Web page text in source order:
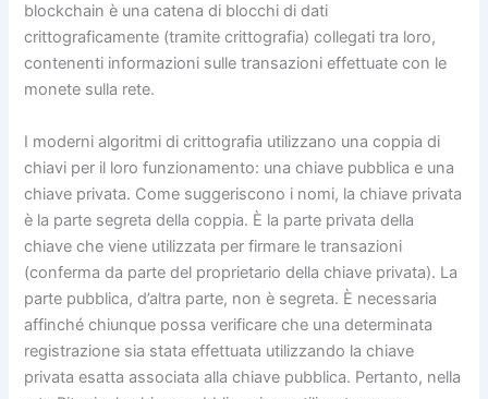
blockchain è una catena di blocchi di dati
crittograficamente (tramite crittografia) collegati tra loro,
contenenti informazioni sulle transazioni effettuate con le
monete sulla rete.
I moderni algoritmi di crittografia utilizzano una coppia di
chiavi per il loro funzionamento: una chiave pubblica e una
chiave privata. Come suggeriscono i nomi, la chiave privata
è la parte segreta della coppia. È la parte privata della
chiave che viene utilizzata per firmare le transazioni
(conferma da parte del proprietario della chiave privata). La
parte pubblica, d’altra parte, non è segreta. È necessaria
affinché chiunque possa verificare che una determinata
registrazione sia stata effettuata utilizzando la chiave
privata esatta associata alla chiave pubblica. Pertanto, nella